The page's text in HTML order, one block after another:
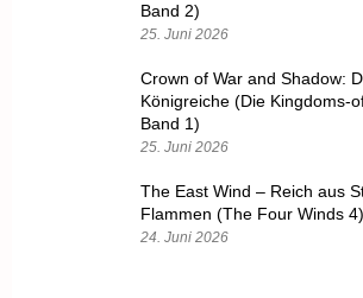
Band 2)
25. Juni 2026
Crown of War and Shadow:
Königreiche (Die Kingdoms-
Band 1)
25. Juni 2026
The East Wind – Reich aus
Flammen (The Four Winds
24. Juni 2026